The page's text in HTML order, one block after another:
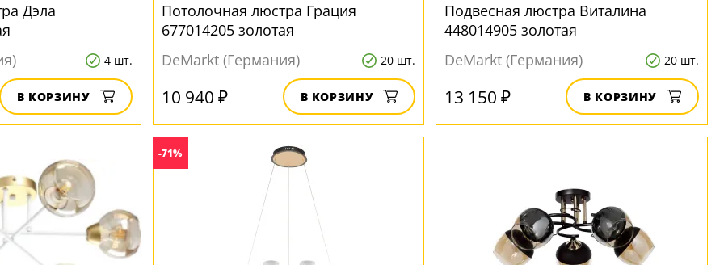
Дэла
4 шт.
В КОРЗИНУ
Потолочная люстра Грация
677014205 золотая
DeMarkt (Германия)
20 шт.
10 940 ₽ В КОРЗИНУ
Подвесная люстра Виталина
448014905 золотая
DeMarkt (Германия)
20 шт.
13 150 ₽ В КОРЗИНУ
-71%